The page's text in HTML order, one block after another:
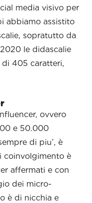
media visivo per
abbiamo assistito
sopratutto da
le didascalie
405 caratteri,
ovvero
e 50.000
di piu’, è
coinvolgimento è
affermati e con
dei micro-
è di nicchia e